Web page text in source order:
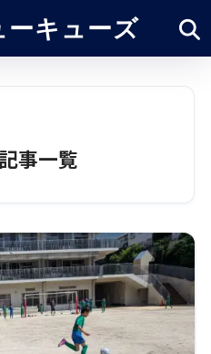
ーキューズ
事一覧